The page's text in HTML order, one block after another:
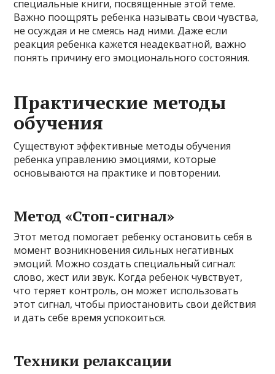
специальные книги, посвященные этой теме.
Важно поощрять ребенка называть свои чувства,
не осуждая и не смеясь над ними. Даже если
реакция ребенка кажется неадекватной, важно
понять причину его эмоционального состояния.
Практические методы
обучения
Существуют эффективные методы обучения
ребенка управлению эмоциями, которые
основываются на практике и повторении.
Метод «Стоп-сигнал»
Этот метод помогает ребенку остановить себя в
момент возникновения сильных негативных
эмоций. Можно создать специальный сигнал:
слово, жест или звук. Когда ребенок чувствует,
что теряет контроль, он может использовать
этот сигнал, чтобы приостановить свои действия
и дать себе время успокоиться.
Техники релаксации